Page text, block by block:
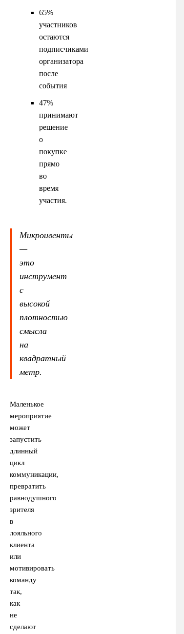
65%
участников
остаются
подписчиками
организатора
после
события
47%
принимают
решение
о
покупке
прямо
во
время
участия.
Микроивенты
—
это
инструмент
с
высокой
плотностью
смысла
на
квадратный
метр.
Маленькое
мероприятие
может
запустить
длинный
цикл
коммуникации,
превратить
равнодушного
зрителя
в
лояльного
клиента
или
мотивировать
команду
так,
как
не
сделают